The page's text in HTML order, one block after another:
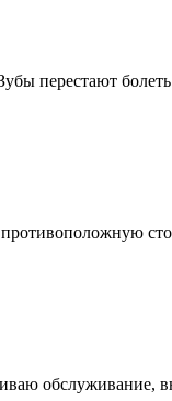
перестают
обслуживание,